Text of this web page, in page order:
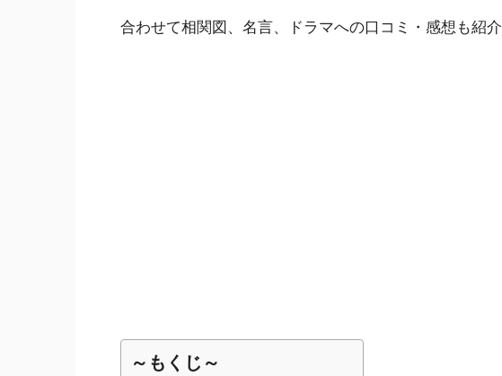
合わせて相関図、名言、ドラマへの口コミ・感想も紹介
～もくじ～